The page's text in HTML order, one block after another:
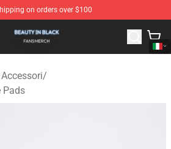
on orders over $100
- Official Beauty In Black
/
Pads